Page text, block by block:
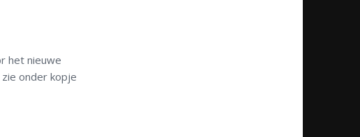
het nieuwe
onder kopje